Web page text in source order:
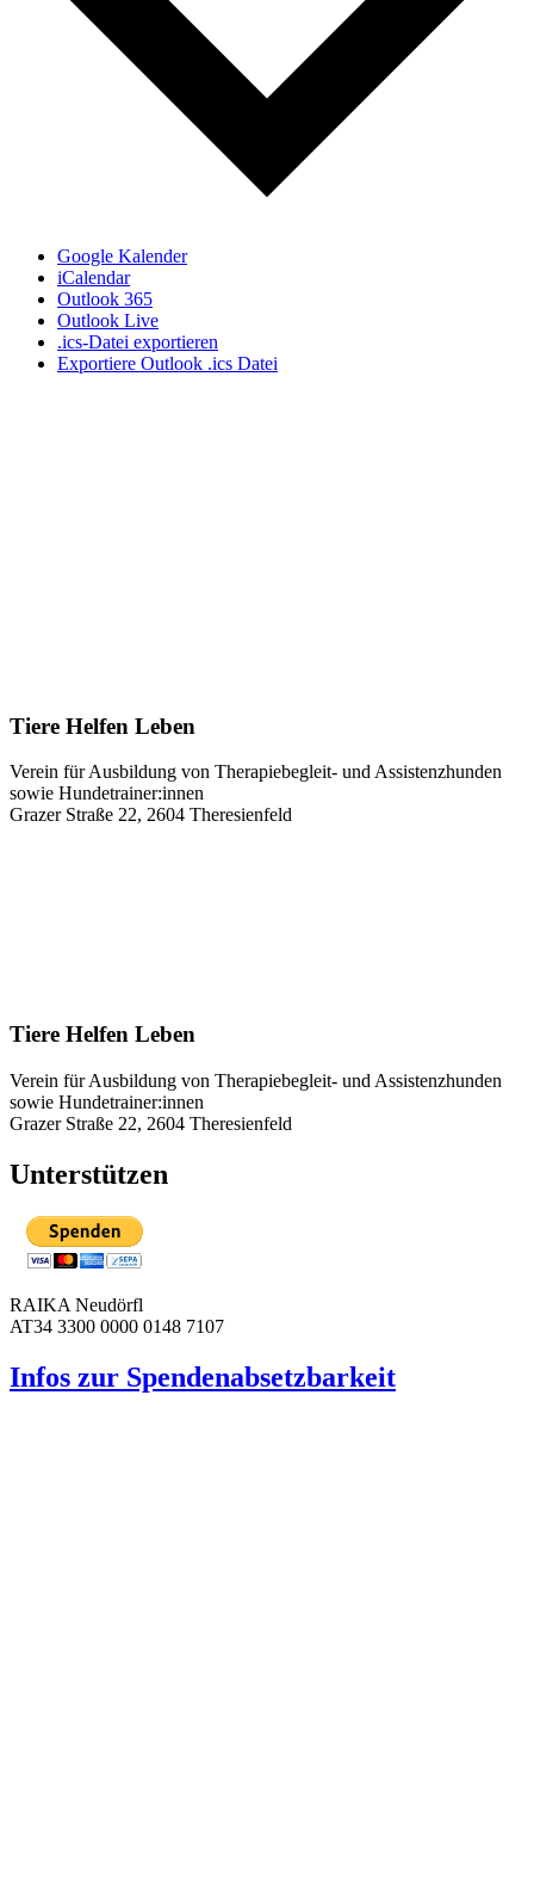
Google Kalender
iCalendar
Outlook 365
Outlook Live
.ics-Datei exportieren
Exportiere Outlook .ics Datei
Tiere Helfen Leben
Verein für Ausbildung von Therapiebegleit- und Assistenzhunden
sowie Hundetrainer:innen
Grazer Straße 22, 2604 Theresienfeld
Tiere Helfen Leben
Verein für Ausbildung von Therapiebegleit- und Assistenzhunden
sowie Hundetrainer:innen
Grazer Straße 22, 2604 Theresienfeld
Unterstützen
RAIKA Neudörfl
AT34 3300 0000 0148 7107
Infos zur Spenden­absetzbarkeit